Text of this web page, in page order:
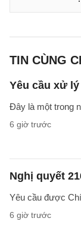
TIN CÙNG
Yêu cầu xử
Đây là một trong
6 giờ trước
Nghị quyết
Yêu cầu được
6 giờ trước